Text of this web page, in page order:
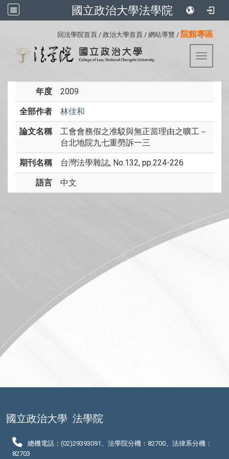
國立政治大學法學院
回法學院首頁 / 政治大學首頁 / 網站導覽 / 院館專區
Toggle
年度 2009
全部作者 林佳和
論文名稱
工會會務假之准駁與無正當理由之曠工－
台北地院九七重勞訴一三
期刊名稱 台灣法學雜誌, No.132, pp.224-226
語言 中文
國立政治大學 法學院
總機電話：(02)29393091、法學院分機：82700、法律系分機：
82703